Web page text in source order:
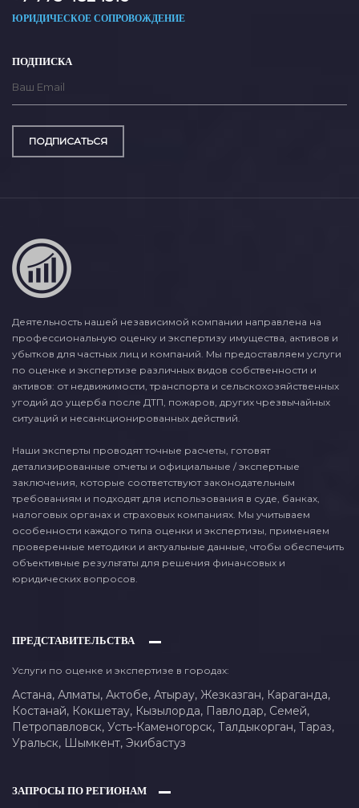
ЮРИДИЧЕСКОЕ СОПРОВОЖДЕНИЕ
ПОДПИСКА
ПОДПИСАТЬСЯ
Деятельность нашей независимой компании направлена на
профессиональную оценку и экспертизу имущества, активов и
убытков для частных лиц и компаний. Мы предоставляем услуги
по оценке и экспертизе различных видов собственности и
активов: от недвижимости, транспорта и сельскохозяйственных
угодий до ущерба после ДТП, пожаров, других чрезвычайных
ситуаций и несанкционированных действий.
Наши эксперты проводят точные расчеты, готовят
детализированные отчеты и официальные / экспертные
заключения, которые соответствуют законодательным
требованиям и подходят для использования в суде, банках,
налоговых органах и страховых компаниях. Мы учитываем
особенности каждого типа оценки и экспертизы, применяем
проверенные методики и актуальные данные, чтобы обеспечить
объективные результаты для решения финансовых и
юридических вопросов.
ПРЕДСТАВИТЕЛЬСТВА
Услуги по оценке и экспертизе в городах:
Астана, Алматы, Актобе, Атырау, Жезказган, Караганда,
Костанай, Кокшетау, Кызылорда, Павлодар, Семей,
Петропавловск, Усть-Каменогорск, Талдыкорган, Тараз,
Уральск, Шымкент, Экибастуз
ЗАПРОСЫ ПО РЕГИОНАМ